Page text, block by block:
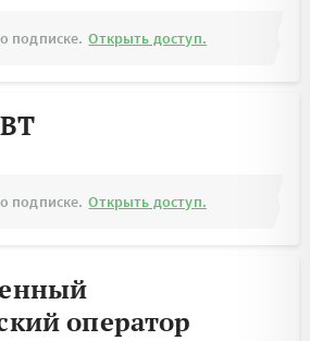
подписке. Открыть доступ.
подписке. Открыть доступ.
оператор